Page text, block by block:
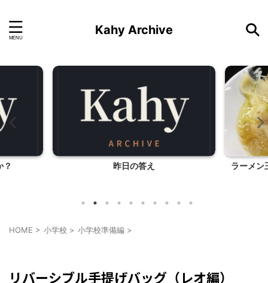
Kahy Archive
？ 昨日の答え ラーメ
HOME > 小学校 > 小学校準備編 >
リバーシブル手提げバッグ（レオ編）